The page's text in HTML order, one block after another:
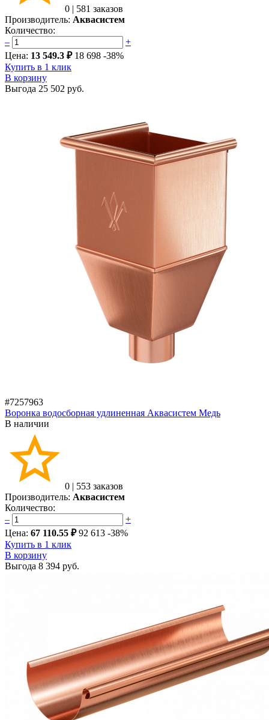
0 | 581 заказов
Производитель: Аквасистем
Количество:
–
+
Цена: 13 549.3 ₽ 18 698 -38%
Купить в 1 клик
В корзину
Выгода 25 502 руб.
#7257963
Воронка водосборная удлиненная Аквасистем Медь
В наличии
0 | 553 заказов
Производитель: Аквасистем
Количество:
–
+
Цена: 67 110.55 ₽ 92 613 -38%
Купить в 1 клик
В корзину
Выгода 8 394 руб.